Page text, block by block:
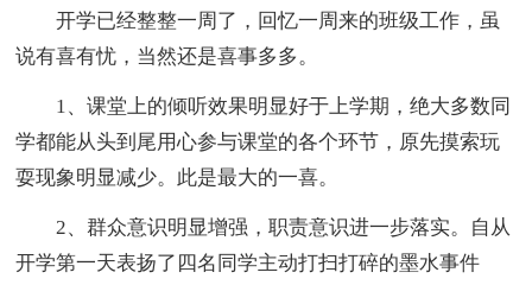
开学已经整整一周了，回忆一周来的班级工作，虽
说有喜有忧，当然还是喜事多多。
1、课堂上的倾听效果明显好于上学期，绝大多数同
学都能从头到尾用心参与课堂的各个环节，原先摸索玩
耍现象明显减少。此是最大的一喜。
2、群众意识明显增强，职责意识进一步落实。自从
开学第一天表扬了四名同学主动打扫打碎的墨水事件